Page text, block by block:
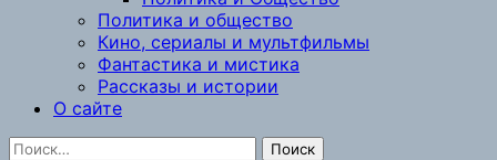
Политика и общество
Кино, сериалы и мультфильмы
Фантастика и мистика
Рассказы и истории
О сайте
Найти: